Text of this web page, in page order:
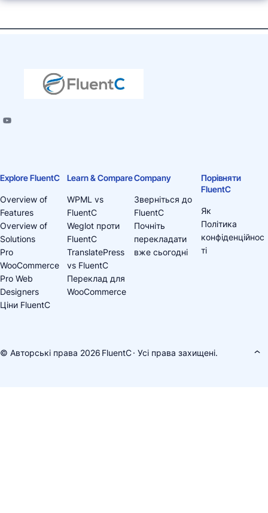
Explore FluentC
Overview of
Features
Overview of
Solutions
Pro
WooCommerce
Pro Web
Designers
Ціни FluentC
Learn & Compare
WPML vs
FluentC
Weglot проти
FluentC
TranslatePress
vs FluentC
Переклад для
WooCommerce
Company
Зверніться до
FluentC
Почніть
перекладати
вже сьогодні
Порівняти
FluentC
Як
Політика
конфіденційнос
ті
© Авторські права 2026 FluentC· Усі права захищені.